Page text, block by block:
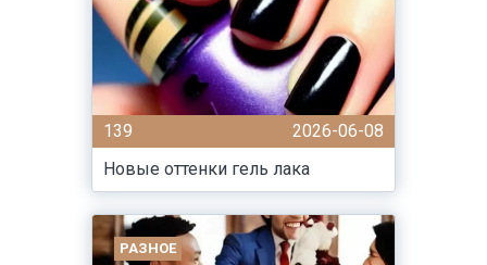
139
2026-06-08
Новые оттенки гель лака
РАЗНОЕ